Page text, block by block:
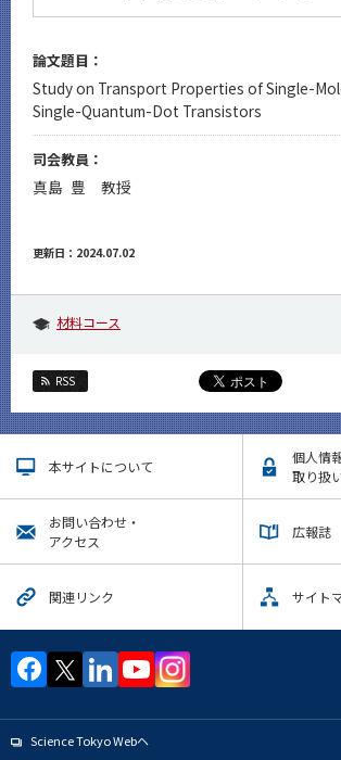
論文題目：
Study on Transport Properties of Single-
Single-Quantum-Dot Transistors
司会教員：
真島 豊 教授
更新日：2024.07.02
材料コース
RSS
本サイトについて
個人情
取り扱
お問い合わせ・
アクセス
広報誌
関連リンク サイト
Science Tokyo Webヘ
サイト構成